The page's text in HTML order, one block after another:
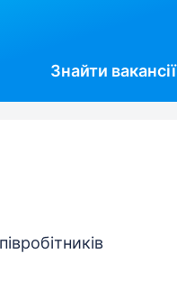
Знайти вакансії